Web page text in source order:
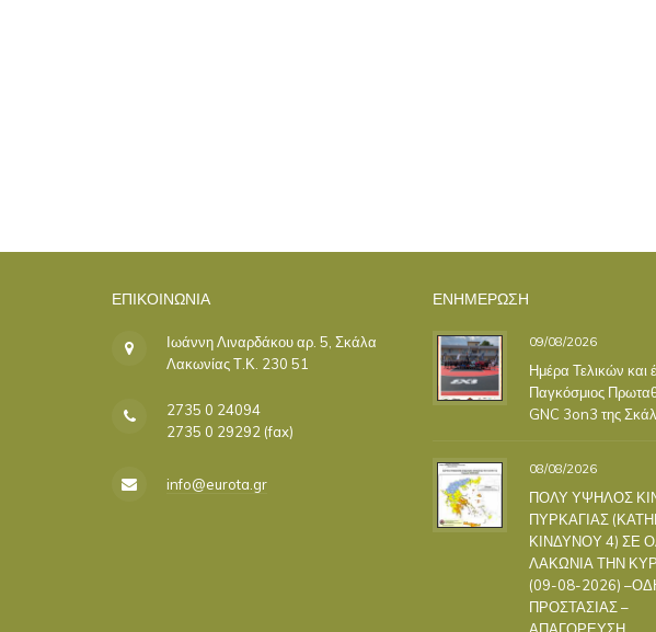
ΕΠΙΚΟΙΝΩΝΊΑ
Ιωάννη Λιναρδάκου αρ. 5, Σκάλα
Λακωνίας Τ.Κ. 230 51
2735 0 24094
2735 0 29292 (fax)
info@eurota.gr
ΕΝΗΜΕΡΩΣΗ
09/08/2026
Ημέρα Τελικών και
Παγκόσμιος
GNC 3on3 της
08/08/2026
ΠΟΛΥ ΥΨΗΛΟΣ
ΠΥΡΚΑΓΙΑΣ
ΚΙΝΔΥΝΟΥ 4) ΣΕ
ΛΑΚΩΝΙΑ ΤΗΝ
(09-08-2026)
ΠΡΟΣΤΑΣΙΑΣ –